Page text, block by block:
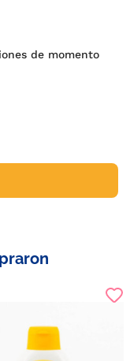
de momento